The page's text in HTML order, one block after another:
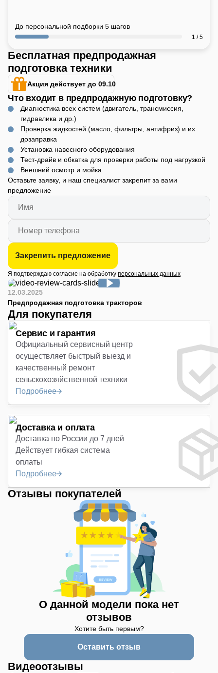
До персональной подборки 5 шагов
1 / 5
Бесплатная предпродажная
подготовка техники
Акция действует до 09.10
Что входит в предпродажную подготовку?
Диагностика всех систем (двигатель, трансмиссия,
гидравлика и др.)
Проверка жидкостей (масло, фильтры, антифриз) и их
дозаправка
Установка навесного оборудования
Тест-драйв и обкатка для проверки работы под нагрузкой
Внешний осмотр и мойка
Оставьте заявку, и наш специалист закрепит за вами
предложение
Закрепить предложение
Я подтверждаю согласие на обработку персональных данных
12.03.2025
Предпродажная подготовка тракторов
Для покупателя
Сервис и гарантия
Официальный сервисный центр
осуществляет быстрый выезд и
качественный ремонт
сельскохозяйственной техники
Подробнее
Доставка и оплата
Доставка по России до 7 дней
Действует гибкая система
оплаты
Подробнее
Отзывы покупателей
О данной модели пока нет
отзывов
Хотите быть первым?
Оставить отзыв
Видеоотзывы